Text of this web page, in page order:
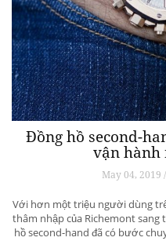
Ferrari P80/C: siêu
xứ
May 04,
cảm hứng thẩm mỹ từ huyền
từ động